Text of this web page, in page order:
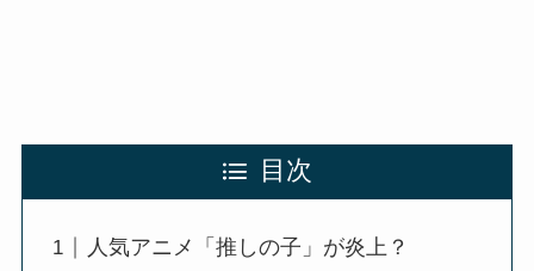
目次
人気アニメ「推しの子」が炎上？